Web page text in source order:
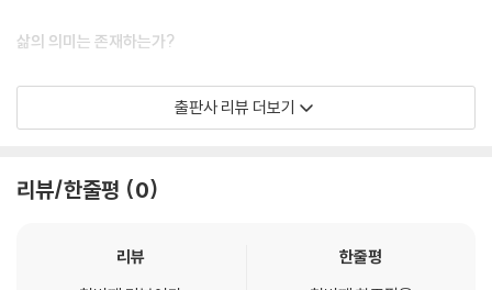
속물 근성의 세계관은 끝없는 지위 경쟁을 본질로 한다. 어느 지위에 올라
쏟아부어도 늘 시간이 부족하다. 그러므로 속물은 홀로 탁월한 것을 음미
할 태도나 여유가 없다. 그들은 정신적으로 향유할 능력이 없다. --- p.150
방적인 형식으로 대화를 건다. 그리하여 시민들 사이에서 가장 중요한 말
를 제시하는 말하기다. 다양한 곳에서 가능하다. 주위 사람들과 이야기하
삶의 의미는 존재하는가?
우리는 이리저리 분투하며 살아가다가 우리의 마음이 무겁게 내려앉을 때,
‘인생이란 과연 의미가 있는 것인가’하는 근본적인 물음을 던지곤 한다. 때
다. 과연 인생에는 의미가 없는 것일까?
인생이 무의미하다고 생각하는 사람들은 보통 ‘인생이 의미 있다’는 대전
출판사 리뷰 더보기
리뷰/한줄평 0
리뷰
한줄평